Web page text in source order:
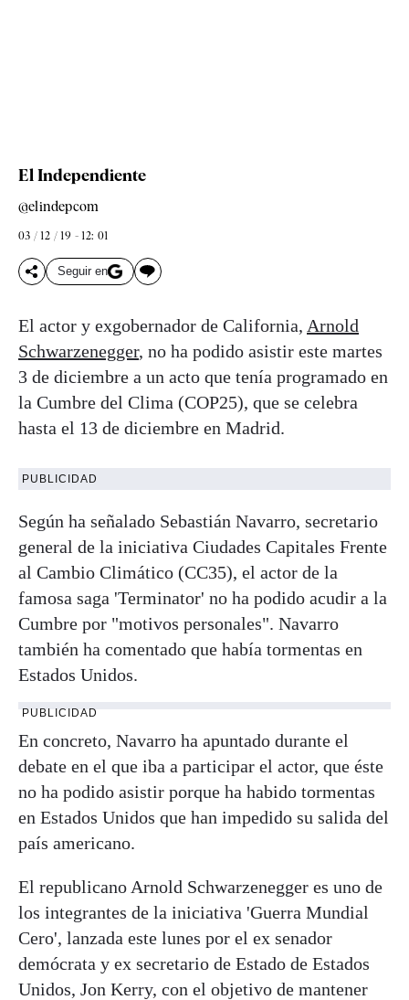
El Independiente
@elindepcom
03 / 12 / 19 - 12: 01
Seguir en
El actor y exgobernador de California, Arnold
Schwarzenegger, no ha podido asistir este martes
3 de diciembre a un acto que tenía programado en
la Cumbre del Clima (COP25), que se celebra
hasta el 13 de diciembre en Madrid.
PUBLICIDAD
Según ha señalado Sebastián Navarro, secretario
general de la iniciativa Ciudades Capitales Frente
al Cambio Climático (CC35), el actor de la
famosa saga 'Terminator' no ha podido acudir a la
Cumbre por "motivos personales". Navarro
también ha comentado que había tormentas en
Estados Unidos.
PUBLICIDAD
En concreto, Navarro ha apuntado durante el
debate en el que iba a participar el actor, que éste
no ha podido asistir porque ha habido tormentas
en Estados Unidos que han impedido su salida del
país americano.
El republicano Arnold Schwarzenegger es uno de
los integrantes de la iniciativa 'Guerra Mundial
Cero', lanzada este lunes por el ex senador
demócrata y ex secretario de Estado de Estados
Unidos, Jon Kerry, con el objetivo de mantener